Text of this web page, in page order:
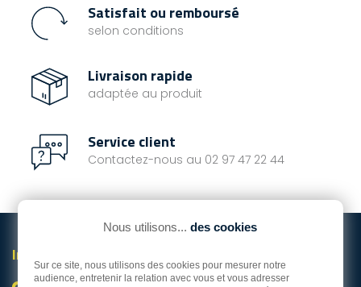
Satisfait ou remboursé
selon conditions
Livraison rapide
adaptée au produit
Service client
Contactez-nous au 02 97 47 22 44
Informations
Nous utilisons... des cookies
Sur ce site, nous utilisons des cookies pour mesurer notre
audience, entretenir la relation avec vous et vous adresser